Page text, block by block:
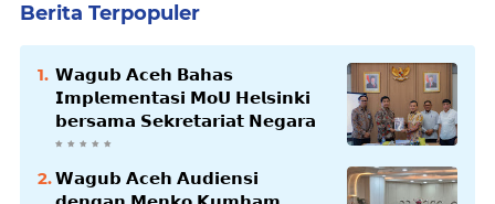
Berita Terpopuler
𝗪𝗮𝗴𝘂𝗯 𝗔𝗰𝗲𝗵 𝗕𝗮𝗵𝗮𝘀
𝗜𝗺𝗽𝗹𝗲𝗺𝗲𝗻𝘁𝗮𝘀𝗶 𝗠𝗼𝗨 𝗛𝗲𝗹𝘀𝗶𝗻𝗸𝗶
𝗯𝗲𝗿𝘀𝗮𝗺𝗮 𝗦𝗲𝗸𝗿𝗲𝘁𝗮𝗿𝗶𝗮𝘁 𝗡𝗲𝗴𝗮𝗿𝗮
𝗪𝗮𝗴𝘂𝗯 𝗔𝗰𝗲𝗵 𝗔𝘂𝗱𝗶𝗲𝗻𝘀𝗶